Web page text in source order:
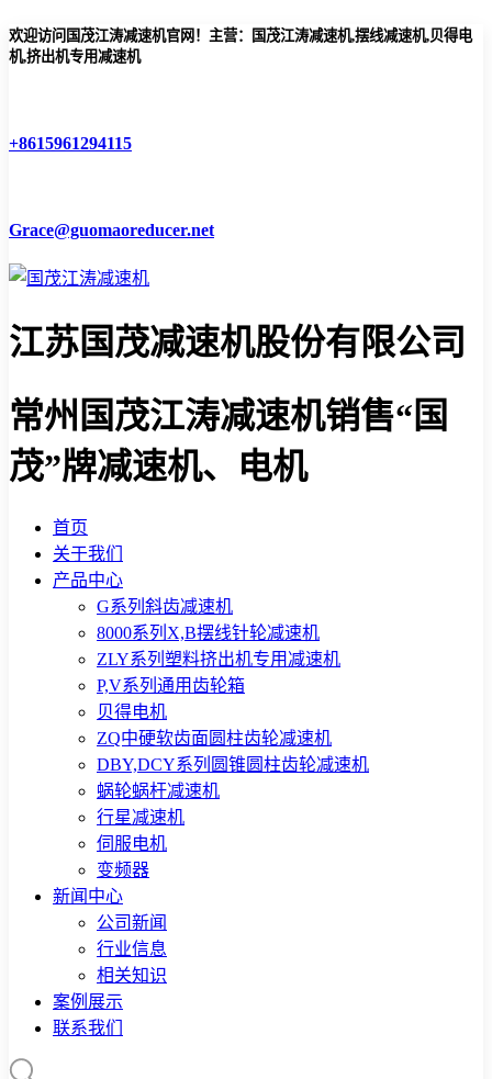
欢迎访问国茂江涛减速机官网！主营：国茂江涛减速机,摆线减速机,贝得电
机,挤出机专用减速机
+8615961294115
Grace@guomaoreducer.net
江苏国茂减速机股份有限公司
常州国茂江涛减速机销售“国
茂”牌减速机、电机
首页
关于我们
产品中心
G系列斜齿减速机
8000系列X,B摆线针轮减速机
ZLY系列塑料挤出机专用减速机
P,V系列通用齿轮箱
贝得电机
ZQ中硬软齿面圆柱齿轮减速机
DBY,DCY系列圆锥圆柱齿轮减速机
蜗轮蜗杆减速机
行星减速机
伺服电机
变频器
新闻中心
公司新闻
行业信息
相关知识
案例展示
联系我们